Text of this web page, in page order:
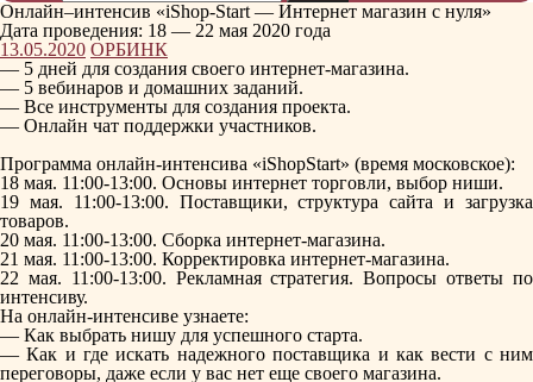
Онлайн–интенсив «iShop-Start — Интернет магазин с нуля»
Дата проведения: 18 — 22 мая 2020 года
13.05.2020 ОРБИНК
— 5 дней для создания своего интернет-магазина.
— 5 вебинаров и домашних заданий.
— Все инструменты для создания проекта.
— Онлайн чат поддержки участников.
Программа онлайн-интенсива «iShopStart» (время московское):
18 мая. 11:00-13:00. Основы интернет торговли, выбор ниши.
19 мая. 11:00-13:00. Поставщики, структура сайта и загрузка
товаров.
20 мая. 11:00-13:00. Сборка интернет-магазина.
21 мая. 11:00-13:00. Корректировка интернет-магазина.
22 мая. 11:00-13:00. Рекламная стратегия. Вопросы ответы по
интенсиву.
На онлайн-интенсиве узнаете:
— Как выбрать нишу для успешного старта.
— Как и где искать надежного поставщика и как вести с ним
переговоры, даже если у вас нет еще своего магазина.